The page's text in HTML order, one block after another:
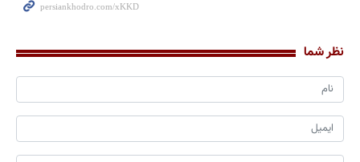
نظر شما